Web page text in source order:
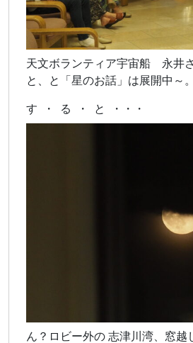
天文ボランティア宇宙船 永井
と、と「星のお話」は展開中～。
す ・ る ・ と ・・・
ん？ロビー外の 志津川湾、窓越